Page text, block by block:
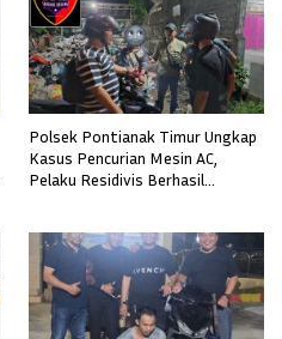
Polsek Pontianak Timur Ungkap
Kasus Pencurian Mesin AC,
Pelaku Residivis Berhasil